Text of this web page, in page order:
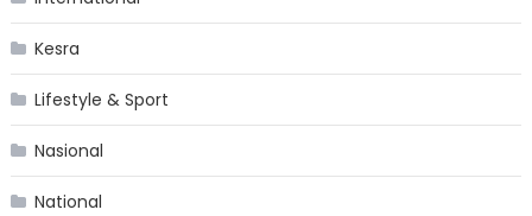
Kesra
Lifestyle & Sport
Nasional
National